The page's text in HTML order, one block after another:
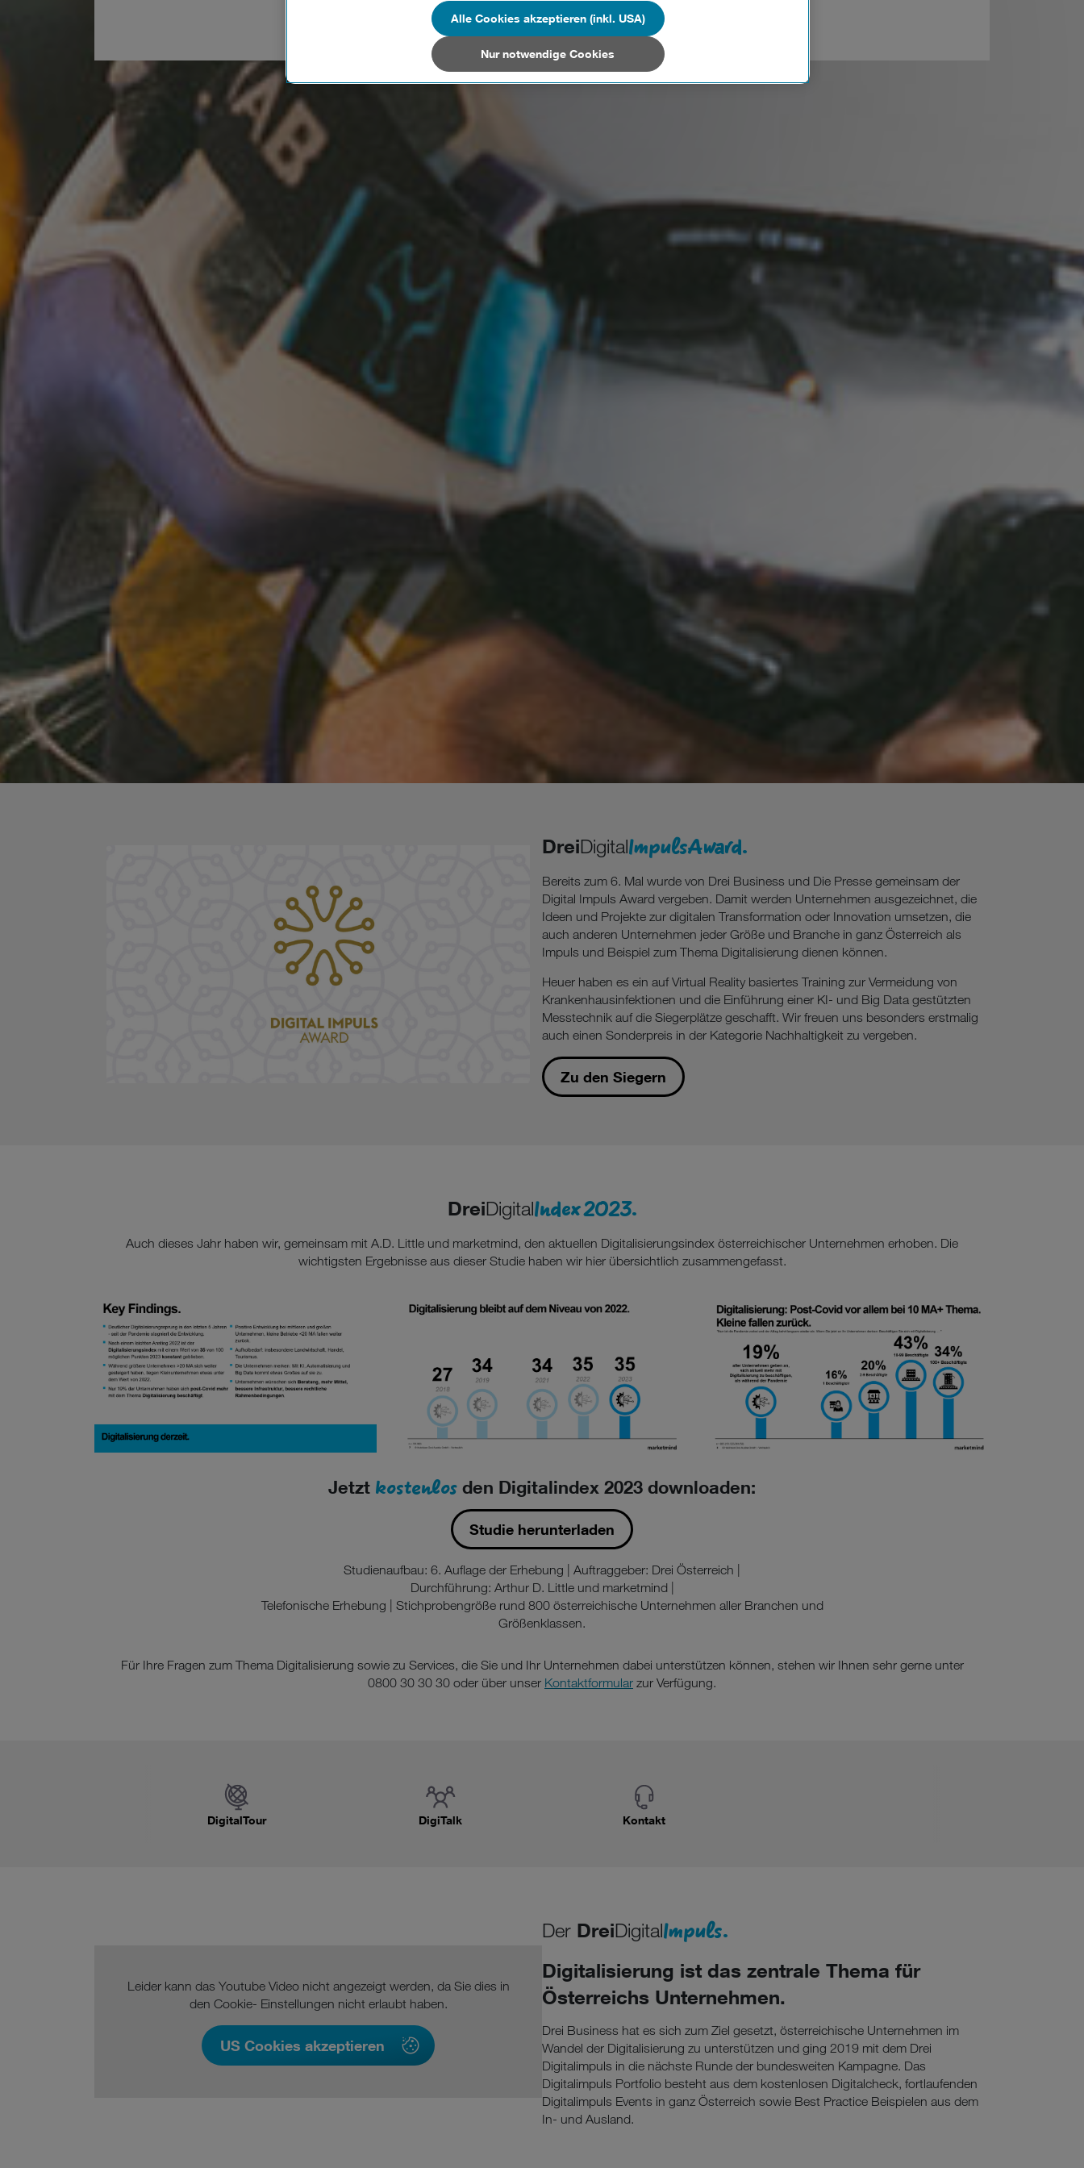
DreiDigitalImpulsAward.
Bereits zum 6. Mal wurde von Drei Business und Die Presse gemeinsam der
Digital Impuls Award vergeben. Damit werden Unternehmen ausgezeichnet, die
Ideen und Projekte zur digitalen Transformation oder Innovation umsetzen, die
auch anderen Unternehmen jeder Größe und Branche in ganz Österreich als
Impuls und Beispiel zum Thema Digitalisierung dienen können.
Heuer haben es ein auf Virtual Reality basiertes Training zur Vermeidung von
Krankenhausinfektionen und die Einführung einer KI- und Big Data gestützten
Messtechnik auf die Siegerplätze geschafft. Wir freuen uns besonders erstmalig
auch einen Sonderpreis in der Kategorie Nachhaltigkeit zu vergeben.
Zu den Siegern
DreiDigitalIndex 2023.
Auch dieses Jahr haben wir, gemeinsam mit A.D. Little und marketmind, den aktuellen Digitalisierungsindex österreichischer Unternehmen erhoben. Die
wichtigsten Ergebnisse aus dieser Studie haben wir hier übersichtlich zusammengefasst.
Jetzt kostenlos den Digitalindex 2023 downloaden:
Studie herunterladen
Studienaufbau: 6. Auflage der Erhebung | Auftraggeber: Drei Österreich |
Durchführung: Arthur D. Little und marketmind |
Telefonische Erhebung | Stichprobengröße rund 800 österreichische Unternehmen aller Branchen und
Größenklassen.
Für Ihre Fragen zum Thema Digitalisierung sowie zu Services, die Sie und Ihr Unternehmen dabei unterstützen können, stehen wir Ihnen sehr gerne unter
0800 30 30 30 oder über unser Kontaktformular zur Verfügung.
DigitalTour DigiTalk Kontakt
Leider kann das Youtube Video nicht angezeigt werden, da Sie dies in
den Cookie- Einstellungen nicht erlaubt haben.
US Cookies akzeptieren
Der DreiDigitalImpuls.
Digitalisierung ist das zentrale Thema für
Österreichs Unternehmen.
Drei Business hat es sich zum Ziel gesetzt, österreichische Unternehmen im
Wandel der Digitalisierung zu unterstützen und ging 2019 mit dem Drei
Digitalimpuls in die nächste Runde der bundesweiten Kampagne. Das
Digitalimpuls Portfolio besteht aus dem kostenlosen Digitalcheck, fortlaufenden
Digitalimpuls Events in ganz Österreich sowie Best Practice Beispielen aus dem
In- und Ausland.
Europäischen Union aufweisen (z.B. Data Privacy Framework), werden wie europäische
Wenn Sie „Nur notwendige Cookies“ wählen, dann sind für Sie nur jene Cookies im Einsatz, die
zur Funktion dieser Website unerlässlich sind.
Nur notwendige Cookies
Alle Cookies akzeptieren (inkl. USA)